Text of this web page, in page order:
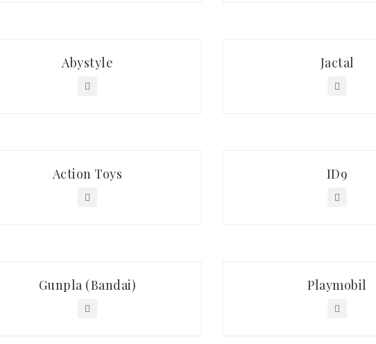
Abystyle Jactal
Action Toys ID9
Gunpla (Bandai) Playmobil